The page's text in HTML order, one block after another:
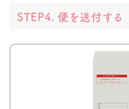
STEP4. 便を送付する